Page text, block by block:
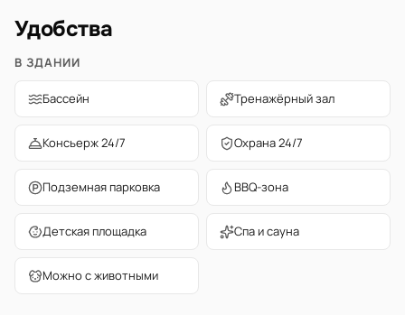
Удобства
В ЗДАНИИ
Бассейн Тренажёрный зал
Консьерж 24/7 Охрана 24/7
Подземная парковка BBQ-зона
Детская площадка Спа и сауна
Можно с животными